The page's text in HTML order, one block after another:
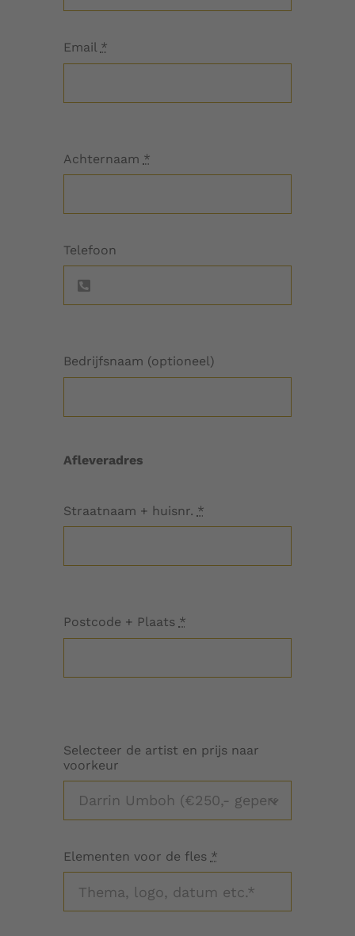
Email *
Achternaam *
Telefoon
Bedrijfsnaam (optioneel)
Afleveradres
Straatnaam + huisnr. *
Postcode + Plaats *
Selecteer de artist en prijs naar
voorkeur
Elementen voor de fles *